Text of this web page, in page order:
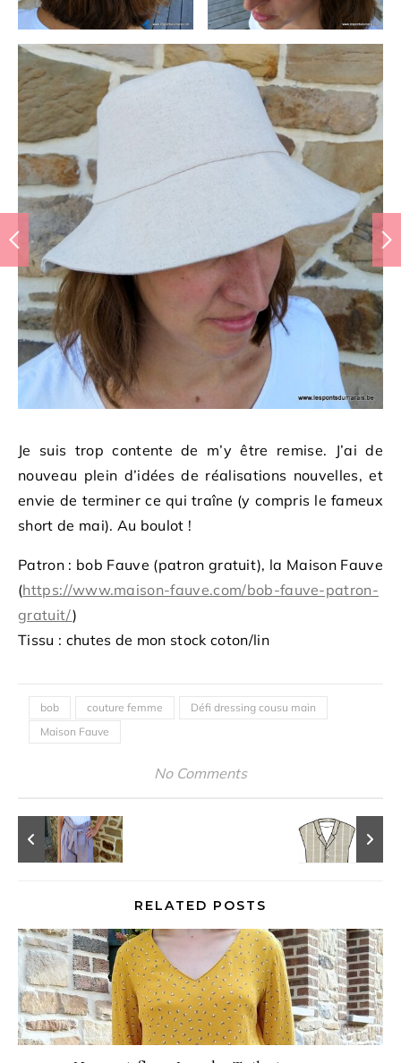
Je suis trop contente de m’y être remise. J’ai de
nouveau plein d’idées de réalisations nouvelles, et
envie de terminer ce qui traîne (y compris le fameux
short de mai). Au boulot !
Patron : bob Fauve (patron gratuit), la Maison Fauve
(https://www.maison-fauve.com/bob-fauve-patron-
gratuit/)
Tissu : chutes de mon stock coton/lin
bob couture femme
Défi dressing cousu main
Maison Fauve
No Comments
RELATED POSTS